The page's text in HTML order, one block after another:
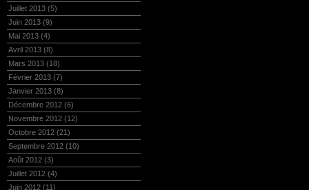
Juillet 2013 (5)
Juin 2013 (9)
Mai 2013 (4)
Avril 2013 (8)
Mars 2013 (18)
Février 2013 (7)
Janvier 2013 (8)
Décembre 2012 (6)
Novembre 2012 (12)
Octobre 2012 (21)
Septembre 2012 (10)
Août 2012 (3)
Juillet 2012 (4)
Juin 2012 (11)